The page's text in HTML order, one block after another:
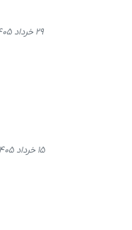
۲۹ خرداد ۱۴۰۵، ۱۱:۴۸
۱۵ خرداد ۱۴۰۵، ۱۵:۰۷